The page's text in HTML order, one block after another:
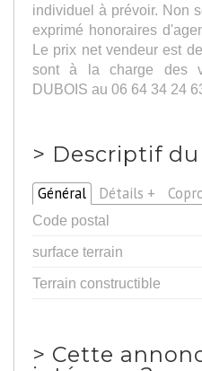
individuel à prévoir. Non
exprimé honoraires
Le prix net vendeur est
sont à la charge des
DUBOIS au 06 64 34 24
> Descriptif
Général Détails +
Code postal
surface terrain
Terrain constructible
> Cette